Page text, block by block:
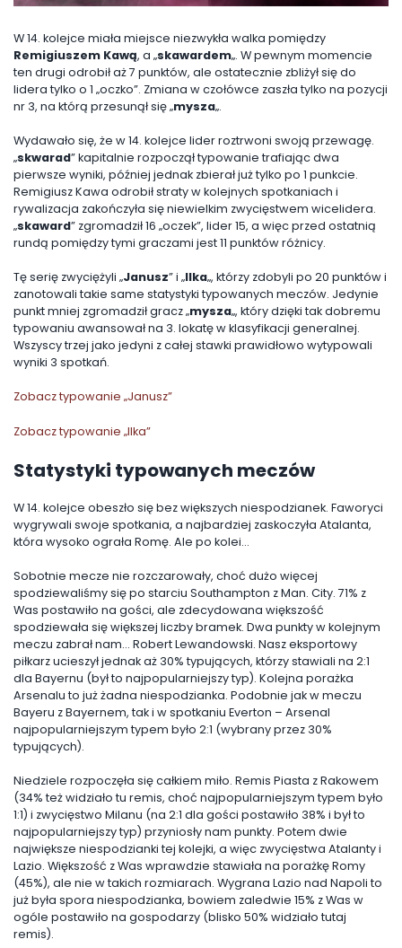
W 14. kolejce miała miejsce niezwykła walka pomiędzy
Remigiuszem Kawą, a „skawardem„. W pewnym momencie
ten drugi odrobił aż 7 punktów, ale ostatecznie zbliżył się do
lidera tylko o 1 „oczko”. Zmiana w czołówce zaszła tylko na pozycji
nr 3, na którą przesunął się „mysza„.
Wydawało się, że w 14. kolejce lider roztrwoni swoją przewagę.
„skwarad” kapitalnie rozpoczął typowanie trafiając dwa
pierwsze wyniki, później jednak zbierał już tylko po 1 punkcie.
Remigiusz Kawa odrobił straty w kolejnych spotkaniach i
rywalizacja zakończyła się niewielkim zwycięstwem wicelidera.
„skaward” zgromadził 16 „oczek”, lider 15, a więc przed ostatnią
rundą pomiędzy tymi graczami jest 11 punktów różnicy.
Tę serię zwyciężyli „Janusz” i „Ilka„, którzy zdobyli po 20 punktów i
zanotowali takie same statystyki typowanych meczów. Jedynie
punkt mniej zgromadził gracz „mysza„, który dzięki tak dobremu
typowaniu awansował na 3. lokatę w klasyfikacji generalnej.
Wszyscy trzej jako jedyni z całej stawki prawidłowo wytypowali
wyniki 3 spotkań.
Zobacz typowanie „Janusz”
Zobacz typowanie „Ilka”
Statystyki typowanych meczów
W 14. kolejce obeszło się bez większych niespodzianek. Faworyci
wygrywali swoje spotkania, a najbardziej zaskoczyła Atalanta,
która wysoko ograła Romę. Ale po kolei…
Sobotnie mecze nie rozczarowały, choć dużo więcej
spodziewaliśmy się po starciu Southampton z Man. City. 71% z
Was postawiło na gości, ale zdecydowana większość
spodziewała się większej liczby bramek. Dwa punkty w kolejnym
meczu zabrał nam… Robert Lewandowski. Nasz eksportowy
piłkarz ucieszył jednak aż 30% typujących, którzy stawiali na 2:1
dla Bayernu (był to najpopularniejszy typ). Kolejna porażka
Arsenalu to już żadna niespodzianka. Podobnie jak w meczu
Bayeru z Bayernem, tak i w spotkaniu Everton – Arsenal
najpopularniejszym typem było 2:1 (wybrany przez 30%
typujących).
Niedziele rozpoczęła się całkiem miło. Remis Piasta z Rakowem
(34% też widziało tu remis, choć najpopularniejszym typem było
1:1) i zwycięstwo Milanu (na 2:1 dla gości postawiło 38% i był to
najpopularniejszy typ) przyniosły nam punkty. Potem dwie
największe niespodzianki tej kolejki, a więc zwycięstwa Atalanty i
Lazio. Większość z Was wprawdzie stawiała na porażkę Romy
(45%), ale nie w takich rozmiarach. Wygrana Lazio nad Napoli to
już była spora niespodzianka, bowiem zaledwie 15% z Was w
ogóle postawiło na gospodarzy (blisko 50% widziało tutaj
remis).